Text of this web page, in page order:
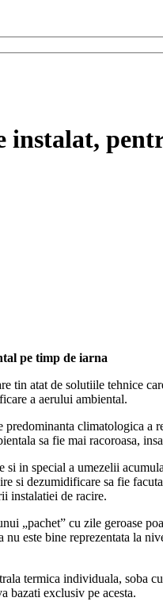
instalat,
pe timp de iarna
tin atat de solutiile tehnice
a aerului ambiental.
climatologica
sa fie mai racoroasa,
in special a umezelii
si dezumidificare sa fie
instalatiei de racire.
„pachet” cu zile geroase
este bine reprezentata la
termica individuala, soba
bazati exclusiv pe acesta.